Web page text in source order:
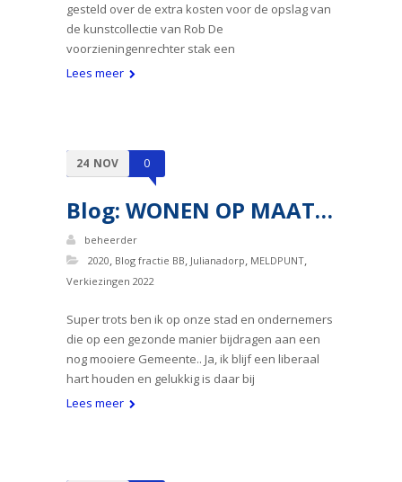
gesteld over de extra kosten voor de opslag van
de kunstcollectie van Rob De
voorzieningenrechter stak een
Lees meer
24 NOV 0
Blog: WONEN OP MAAT…
beheerder
2020, Blog fractie BB, Julianadorp, MELDPUNT,
Verkiezingen 2022
Super trots ben ik op onze stad en ondernemers
die op een gezonde manier bijdragen aan een
nog mooiere Gemeente.. Ja, ik blijf een liberaal
hart houden en gelukkig is daar bij
Lees meer